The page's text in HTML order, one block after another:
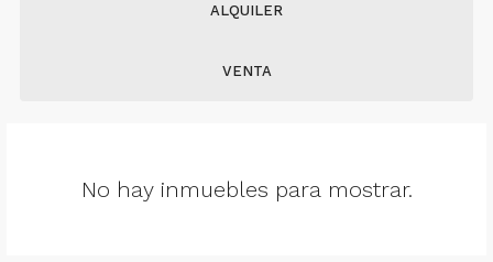
ALQUILER
VENTA
No hay inmuebles para mostrar.